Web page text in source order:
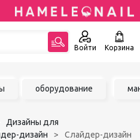
Войти Корзина
оборудование
Дизайны для
дизайн
Слайдер-дизайн